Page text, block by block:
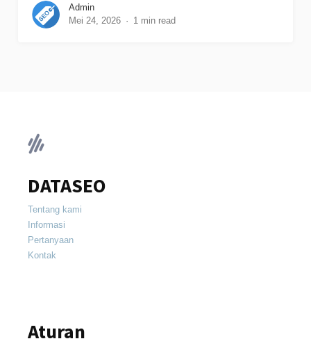
Admin
Mei 24, 2026
1 min read
DATASEO
Tentang kami
Informasi
Pertanyaan
Kontak
Aturan